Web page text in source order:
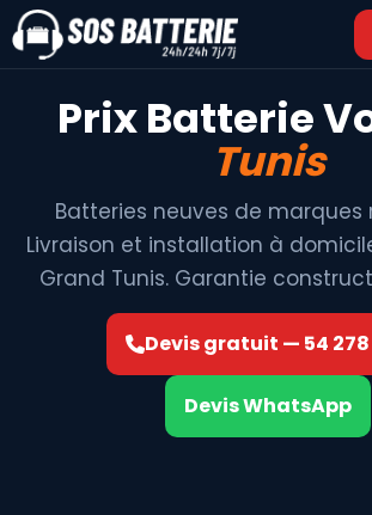
Prix Batterie
Tunis
Batteries neuves de marques
Livraison et installation à
Grand Tunis. Garantie
Devis gratuit — 54 278
Devis WhatsApp